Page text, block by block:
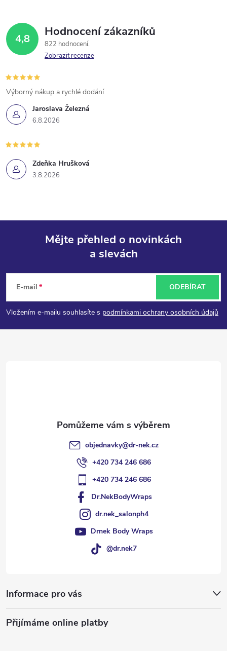
4,8 Hodnocení zákazníků
822 hodnocení
Zobrazit recenze
Jaroslava Železná
6.8.2026
Výborný nákup a rychlé dodání
Zdeňka Hrušková
3.8.2026
p
a
Mějte přehled o novinkách
a slevách
E-mail
Vložením e-mailu souhlasíte s podmínkami ochrany osobních údajů
ODEBÍRAT
objednavky@dr-nek.cz
+420 734 246 686
+420 734 246 686
Dr.NekBodyWraps
dr.nek_salonph4
Drnek Body Wraps
@dr.nek7
Informace pro vás
Přijímáme online platby